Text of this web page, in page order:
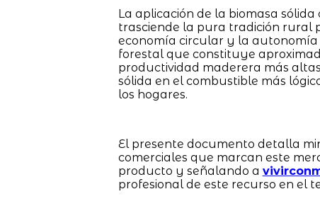
La aplicación de la biomasa
trasciende la pura tradición rural
economía circular y la autonomía
forestal que constituye
productividad maderera más
sólida en el combustible más
los hogares.
El presente documento detalla
comerciales que marcan este
producto y señalando a
profesional de este recurso en el